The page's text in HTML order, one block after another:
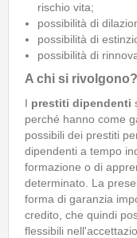
rischio vita;
possibilità di
possibilità di
possibilità di
A chi si rivolgono?
I prestiti dipendenti
perché hanno come
possibili dei prestiti
dipendenti a tempo
formazione o di
determinato. La
forma di garanzia
credito, che quindi
flessibili